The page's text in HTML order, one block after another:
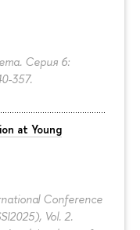
Серия 6:
357.
at Young
Conference
Vol. 2.